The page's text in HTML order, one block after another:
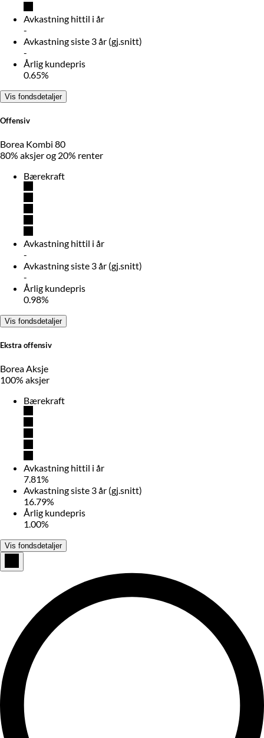
Avkastning hittil i år
-
Avkastning siste 3 år (gj.snitt)
-
Årlig kundepris
0.65%
Vis fondsdetaljer
Offensiv
Borea Kombi 80
80% aksjer og 20% renter
Bærekraft
Avkastning hittil i år
-
Avkastning siste 3 år (gj.snitt)
-
Årlig kundepris
0.98%
Vis fondsdetaljer
Ekstra offensiv
Borea Aksje
100% aksjer
Bærekraft
Avkastning hittil i år
7.81%
Avkastning siste 3 år (gj.snitt)
16.79%
Årlig kundepris
1.00%
Vis fondsdetaljer